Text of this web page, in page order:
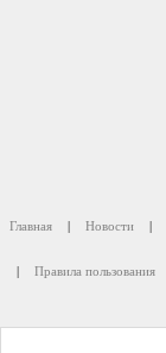
Главная | Новости |
| Правила пользования